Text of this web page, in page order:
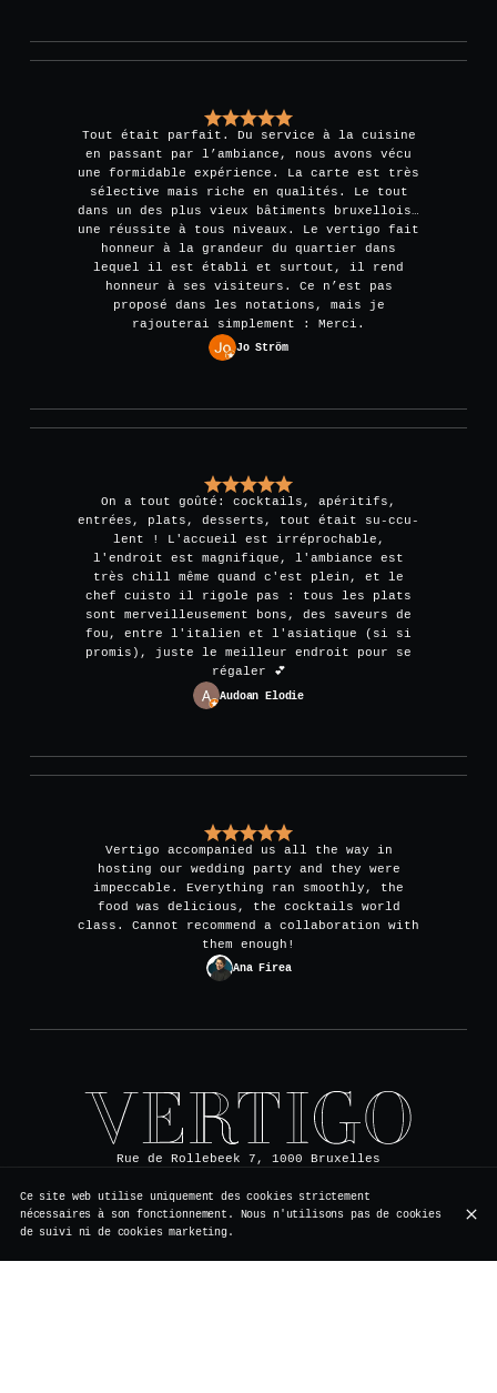
Tout était parfait. Du service à la cuisine
en passant par l’ambiance, nous avons vécu
une formidable expérience. La carte est très
sélective mais riche en qualités. Le tout
dans un des plus vieux bâtiments bruxellois…
une réussite à tous niveaux. Le vertigo fait
honneur à la grandeur du quartier dans
lequel il est établi et surtout, il rend
honneur à ses visiteurs. Ce n’est pas
proposé dans les notations, mais je
rajouterai simplement : Merci.
Jo Ström
On a tout goûté: cocktails, apéritifs,
entrées, plats, desserts, tout était su-ccu-
lent ! L'accueil est irréprochable,
l'endroit est magnifique, l'ambiance est
très chill même quand c'est plein, et le
chef cuisto il rigole pas : tous les plats
sont merveilleusement bons, des saveurs de
fou, entre l'italien et l'asiatique (si si
promis), juste le meilleur endroit pour se
régaler 💕
Audoan Elodie
Vertigo accompanied us all the way in
hosting our wedding party and they were
impeccable. Everything ran smoothly, the
food was delicious, the cocktails world
class. Cannot recommend a collaboration with
them enough!
Ana Firea
Rue de Rollebeek 7, 1000 Bruxelles
HEURES D'OUVERTURE
Ce site web utilise uniquement des cookies strictement
nécessaires à son fonctionnement. Nous n'utilisons pas de cookies
de suivi ni de cookies marketing.